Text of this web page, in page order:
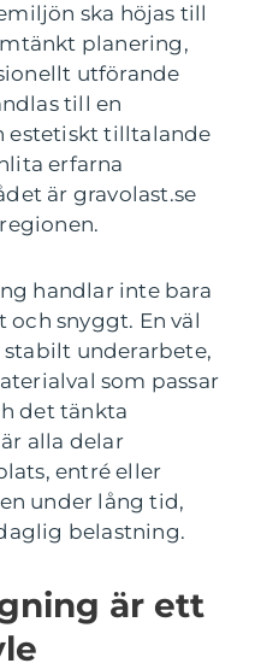
ska höjas till
planering,
utförande
till en
estetiskt tilltalande
erfarna
är gravolast.se
handlar inte bara
snyggt. En väl
underarbete,
som passar
det tänkta
alla delar
entré eller
under lång tid,
belastning.
är ett